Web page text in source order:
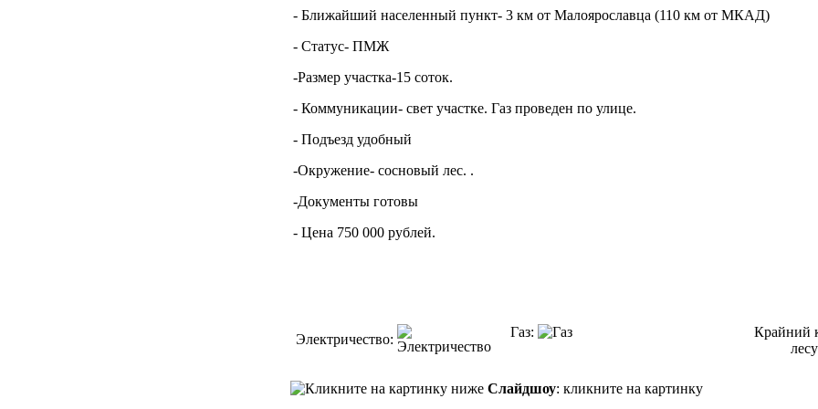
- Ближайший населенный пункт- 3 км от Малоярославца (110 км от МКАД)
- Статус- ПМЖ
-Размер участка-15 соток.
- Коммуникации- свет участке. Газ проведен по улице.
- Подъезд удобный
-Окружение- сосновый лес. .
-Документы готовы
- Цена 750 000 рублей.
Электричество: Газ:
Крайний
Слайдшоу: кликните на картинку